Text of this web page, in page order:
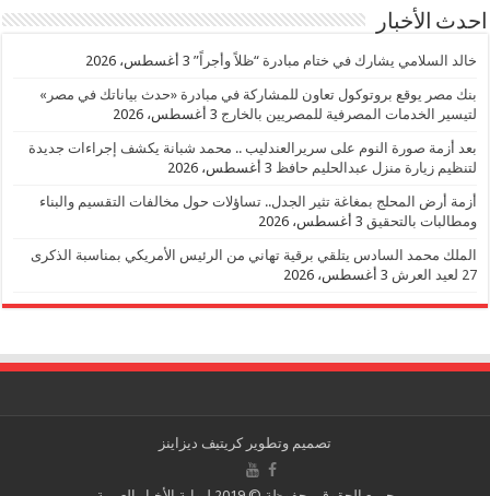
احدث الأخبار
خالد السلامي يشارك في ختام مبادرة “ظلاً وأجراً” 3 أغسطس، 2026
بنك مصر يوقع بروتوكول تعاون للمشاركة في مبادرة «حدث بياناتك في مصر»
لتيسير الخدمات المصرفية للمصريين بالخارج 3 أغسطس، 2026
بعد أزمة صورة النوم على سريرالعندليب .. محمد شبانة يكشف إجراءات جديدة
لتنظيم زيارة منزل عبدالحليم حافظ 3 أغسطس، 2026
أزمة أرض المحلج بمغاغة تثير الجدل.. تساؤلات حول مخالفات التقسيم والبناء
ومطالبات بالتحقيق 3 أغسطس، 2026
الملك محمد السادس يتلقي برقية تهاني من الرئيس الأمريكي بمناسبة الذكرى
27 لعيد العرش
3 أغسطس، 2026
تصميم وتطويركريتيف ديزاينز